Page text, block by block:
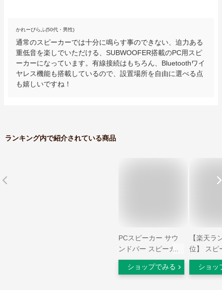
かれーぴらふ(50代・男性)
通常のスピーカーでは十分に鳴らす事のできない、迫力ある
重低音を楽しでいただける、SUBWOOFER搭載のPC用スピ
ーカーになっています。有線接続はもちろん、Bluetoothワイ
ヤレス機能も搭載しているので、設置場所を自由に選べる点
も嬉しいですね！
ランキング内で紹介されている商品
PCスピーカー サウ
ンドバー スピーカー
PC テレビ スピーカ
ー 6W USB電源
ショップでみる
【楽天ラ
位】 スピ
パソコン
ー pcス
ショッ